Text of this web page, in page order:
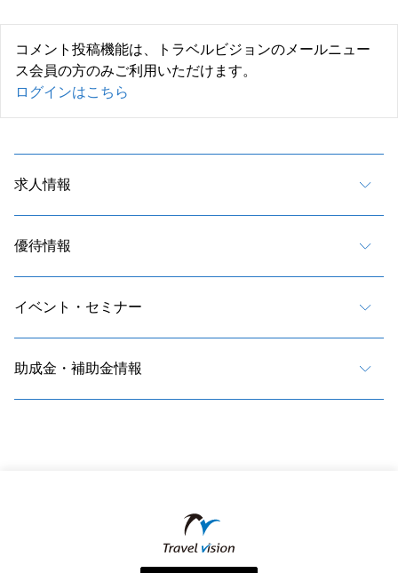
コメント投稿機能は、トラベルビジョンのメールニュー
ス会員の方のみご利用いただけます。
ログインはこちら
求人情報
優待情報
イベント・セミナー
助成金・補助金情報